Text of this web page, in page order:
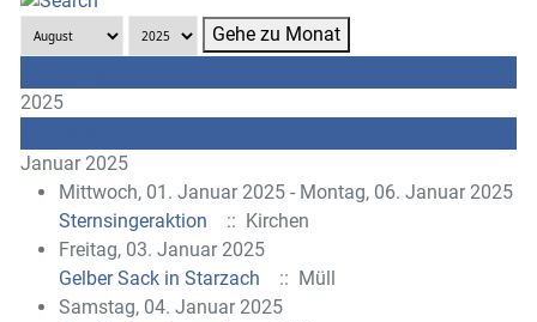
Gehe zu Monat
2025
Januar 2025
Mittwoch, 01. Januar 2025 - Montag, 06. Januar 2025
Sternsingeraktion
:: Kirchen
Freitag, 03. Januar 2025
Gelber Sack in Starzach
:: Müll
Samstag, 04. Januar 2025